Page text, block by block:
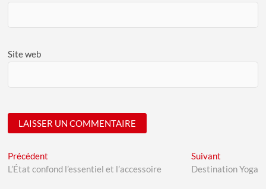
Site web
A
lNavigation
de
Précédent
post:
L’État confond l’essentiel et l’accessoire
SuivantNext
post:
Destination Yoga